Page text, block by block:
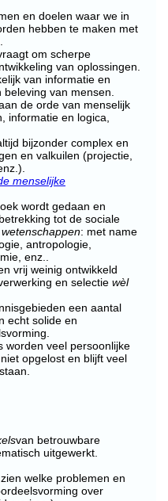
en doelen waar we in
hebben te maken met
om scherpe
van oplossingen.
van informatie en
van mensen.
de orde van menselijk
informatie en logica,
bijzonder complex en
en valkuilen (projectie,
menselijke
wordt gedaan en
tot de sociale
: met name
antropologie,
enz..
vrij weinig ontwikkeld
en selectie wèl
een aantal
echt solide en
worden veel persoonlijke
opgelost en blijft veel
van betrouwbare
uitgewerkt.
welke problemen en
over